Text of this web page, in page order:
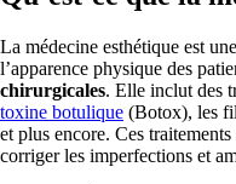
La médecine esthétique est
l’apparence physique des
chirurgicales. Elle inclut des
toxine botulique (Botox), les
et plus encore. Ces
corriger les imperfections et